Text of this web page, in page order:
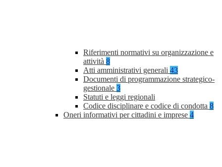
Riferimenti normativi su organizzazione e
attività 8
Atti amministrativi generali 43
Documenti di programmazione strategico-
gestionale 3
Statuti e leggi regionali
Codice disciplinare e codice di condotta 8
Oneri informativi per cittadini e imprese 4